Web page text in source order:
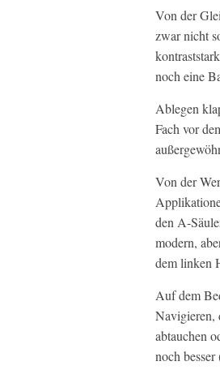
Von der
zwar nicht
noch eine
Ablegen
Fach vor
Von der
den A-
modern,
dem linken
Auf dem
Navigieren,
abtauchen
noch besser